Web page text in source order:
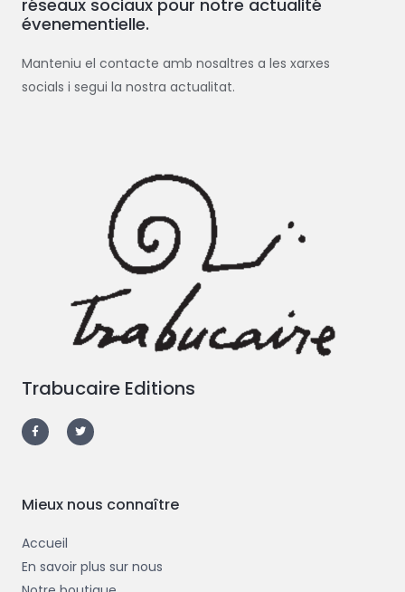
c
h
e
réseaux sociaux pour notre actualité
évenementielle.
Manteniu el contacte amb nosaltres a les xarxes
socials i segui la nostra actualitat.
Trabucaire Editions
a
c
e
-
f
w
i
t
Mieux nous connaître
Accueil
En savoir plus sur nous